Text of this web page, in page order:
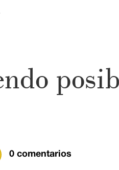
0 comentarios